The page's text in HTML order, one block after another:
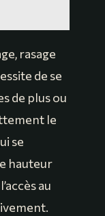
rasage
de se
de plus ou
le
se
hauteur
au